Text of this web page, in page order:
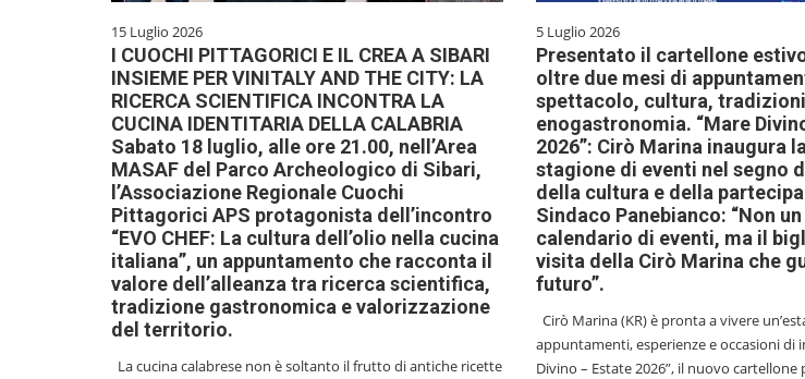
15 Luglio 2026
I CUOCHI PITTAGORICI E IL CREA A SIBARI
INSIEME PER VINITALY AND THE CITY: LA
RICERCA SCIENTIFICA INCONTRA LA
CUCINA IDENTITARIA DELLA CALABRIA
Sabato 18 luglio, alle ore 21.00, nell’Area
MASAF del Parco Archeologico di Sibari,
l’Associazione Regionale Cuochi
Pittagorici APS protagonista dell’incontro
“EVO CHEF: La cultura dell’olio nella cucina
italiana”, un appuntamento che racconta il
valore dell’alleanza tra ricerca scientifica,
tradizione gastronomica e valorizzazione
del territorio.
La cucina calabrese non è soltanto il frutto di antiche ricette
5 Luglio 2026
Presentato il cartellone
oltre due mesi di
spettacolo, cultura, tradizioni
enogastronomia. “Mare
2026”: Cirò Marina inaugura
stagione di eventi nel segno
della cultura e della
Sindaco Panebianco: “Non
calendario di eventi, ma il
visita della Cirò Marina che
futuro”.
Cirò Marina (KR) è pronta a vivere
appuntamenti, esperienze e occasioni di
Divino – Estate 2026”, il nuovo cartellone